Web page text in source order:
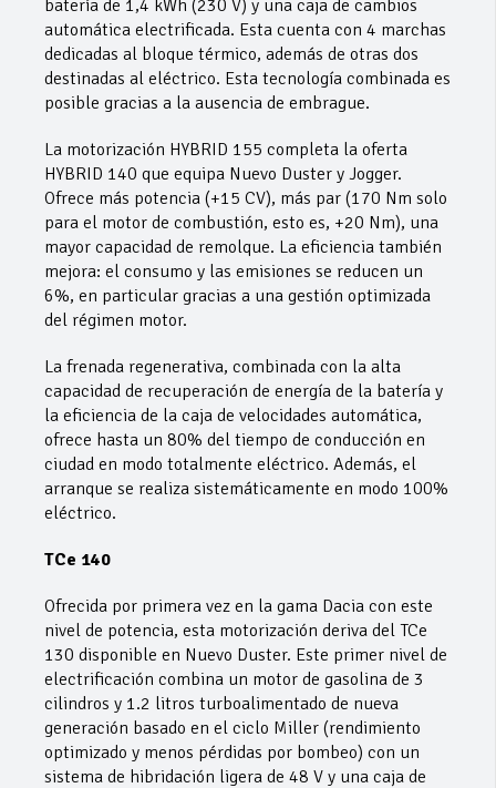
batería de 1,4 kWh (230 V) y una caja de cambios
automática electrificada. Esta cuenta con 4 marchas
dedicadas al bloque térmico, además de otras dos
destinadas al eléctrico. Esta tecnología combinada es
posible gracias a la ausencia de embrague.
La motorización HYBRID 155 completa la oferta
HYBRID 140 que equipa Nuevo Duster y Jogger.
Ofrece más potencia (+15 CV), más par (170 Nm solo
para el motor de combustión, esto es, +20 Nm), una
mayor capacidad de remolque. La eficiencia también
mejora: el consumo y las emisiones se reducen un
6%, en particular gracias a una gestión optimizada
del régimen motor.
La frenada regenerativa, combinada con la alta
capacidad de recuperación de energía de la batería y
la eficiencia de la caja de velocidades automática,
ofrece hasta un 80% del tiempo de conducción en
ciudad en modo totalmente eléctrico. Además, el
arranque se realiza sistemáticamente en modo 100%
eléctrico.
TCe 140
Ofrecida por primera vez en la gama Dacia con este
nivel de potencia, esta motorización deriva del TCe
130 disponible en Nuevo Duster. Este primer nivel de
electrificación combina un motor de gasolina de 3
cilindros y 1.2 litros turboalimentado de nueva
generación basado en el ciclo Miller (rendimiento
optimizado y menos pérdidas por bombeo) con un
sistema de hibridación ligera de 48 V y una caja de